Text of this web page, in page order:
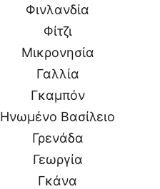
Φινλανδία
Φίτζι
Μικρονησία
Γαλλία
Γκαμπόν
Ηνωμένο Βασίλειο
Γρενάδα
Γεωργία
Γκάνα